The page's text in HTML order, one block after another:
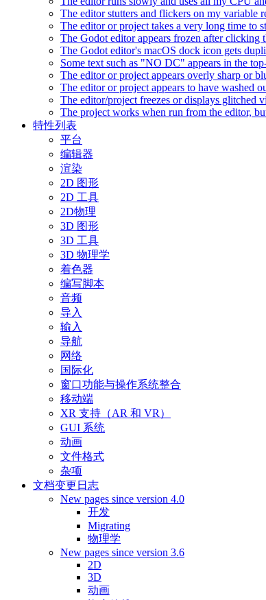
The editor stutters and flickers on my variable
The editor or project takes a very long time to
The Godot editor appears frozen after clicking
The Godot editor's macOS dock icon gets
Some text such as "NO DC" appears in the
The editor or project appears overly sharp or
The editor or project appears to have washed
The editor/project freezes or displays glitched
The project works when run from the editor,
特性列表
平台
编辑器
渲染
2D 图形
2D 工具
2D物理
3D 图形
3D 工具
3D 物理学
着色器
编写脚本
音频
导入
输入
导航
网络
国际化
窗口功能与操作系统整合
移动端
XR 支持（AR 和 VR）
GUI 系统
动画
文件格式
杂项
文档变更日志
New pages since version 4.0
开发
Migrating
物理学
New pages since version 3.6
2D
3D
动画